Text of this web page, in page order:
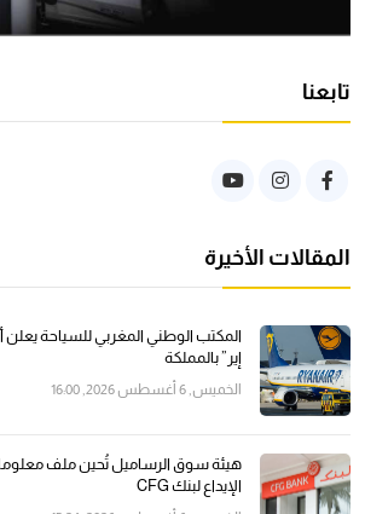
تابعنا
المقالات الأخيرة
المكتب الوطني المغربي للسياحة يعلن
إير” بالمملكة
الخميس, 6 أغسطس 2026, 16:00
هيئة سوق الرساميل تُحين ملف
الإيداع لبنك CFG